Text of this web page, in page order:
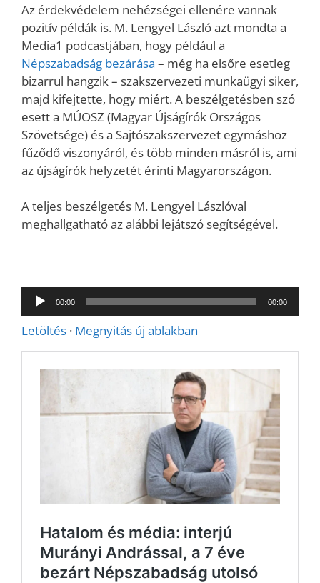
Az érdekvédelem nehézségei ellenére vannak
pozitív példák is. M. Lengyel László azt mondta a
Media1 podcastjában, hogy például a
Népszabadság bezárása – még ha elsőre esetleg
bizarrul hangzik – szakszervezeti munkaügyi siker,
majd kifejtette, hogy miért. A beszélgetésben szó
esett a MÚOSZ (Magyar Újságírók Országos
Szövetsége) és a Sajtószakszervezet egymáshoz
fűződő viszonyáról, és több minden másról is, ami
az újságírók helyzetét érinti Magyarországon.
A teljes beszélgetés M. Lengyel Lászlóval
meghallgatható az alábbi lejátszó segítségével.
Audió
lejátszó
00:00 00:00
Letöltés · Megnyitás új ablakban